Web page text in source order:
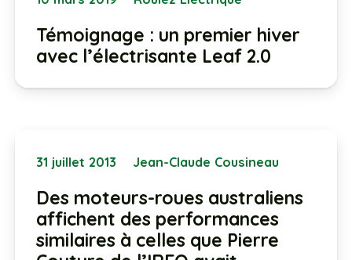
Témoignage : un premier hiver
avec l’électrisante Leaf 2.0
31 juillet 2013 Jean-Claude Cousineau
Des moteurs-roues australiens
affichent des performances
similaires à celles que Pierre